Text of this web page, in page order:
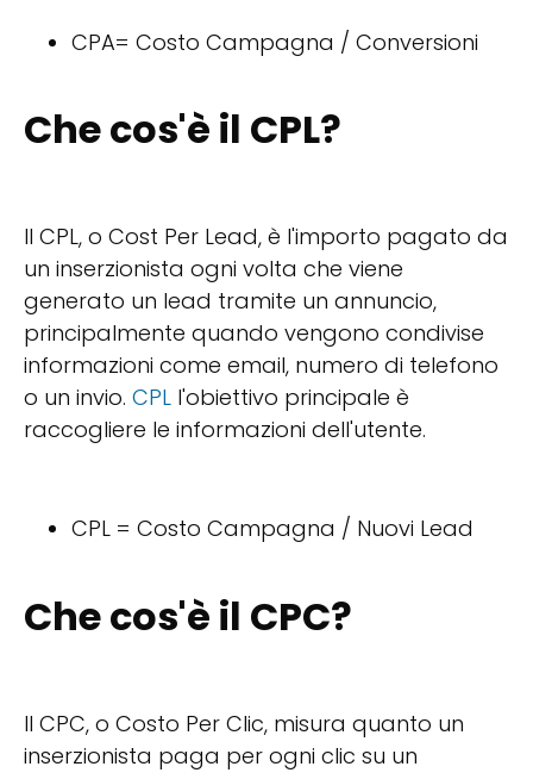
CPA= Costo Campagna / Conversioni
Che cos'è il CPL?
Il CPL, o Cost Per Lead, è l'importo pagato da
un inserzionista ogni volta che viene
generato un lead tramite un annuncio,
principalmente quando vengono condivise
informazioni come email, numero di telefono
o un invio. CPL l'obiettivo principale è
raccogliere le informazioni dell'utente.
CPL = Costo Campagna / Nuovi Lead
Che cos'è il CPC?
Il CPC, o Costo Per Clic, misura quanto un
inserzionista paga per ogni clic su un